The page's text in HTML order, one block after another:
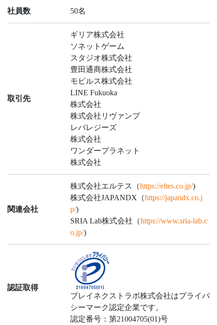
社員数 50名
取引先
ギリア株式会社
ソネットゲーム
スタジオ株式会社
豊田通商株式会社
モビルス株式会社
LINE Fukuoka
株式会社
株式会社リヴァンプ
レバレジーズ
株式会社
ワンダープラネット
株式会社
関連会社
株式会社エルテス（https://eltes.co.jp/)
株式会社JAPANDX（https://japandx.co.j
p/)
SRIA Lab株式会社（https://www.sria-lab.c
o.jp/)
認証取得
プレイネクストラボ株式会社はプライバ
シーマーク認定企業です。
認定番号：第21004705(01)号